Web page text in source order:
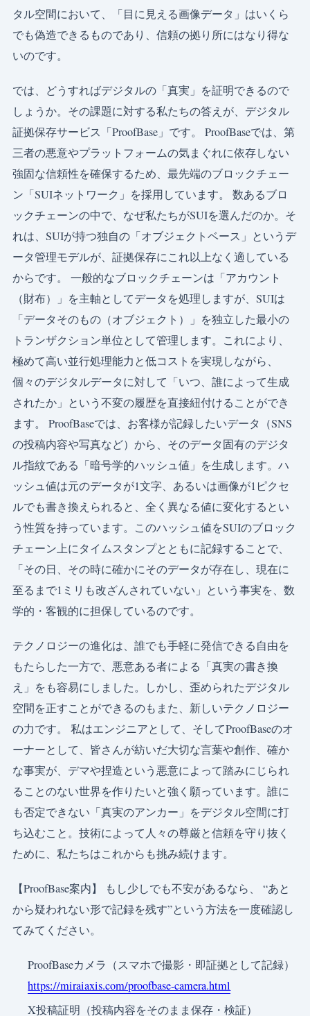
タル空間において、「目に見える画像データ」はいくら
でも偽造できるものであり、信頼の拠り所にはなり得な
いのです。
では、どうすればデジタルの「真実」を証明できるので
しょうか。その課題に対する私たちの答えが、デジタル
証拠保存サービス「ProofBase」です。 ProofBaseでは、第
三者の悪意やプラットフォームの気まぐれに依存しない
強固な信頼性を確保するため、最先端のブロックチェー
ン「SUIネットワーク」を採用しています。 数あるブロ
ックチェーンの中で、なぜ私たちがSUIを選んだのか。そ
れは、SUIが持つ独自の「オブジェクトベース」というデ
ータ管理モデルが、証拠保存にこれ以上なく適している
からです。 一般的なブロックチェーンは「アカウント
（財布）」を主軸としてデータを処理しますが、SUIは
「データそのもの（オブジェクト）」を独立した最小の
トランザクション単位として管理します。これにより、
極めて高い並行処理能力と低コストを実現しながら、
個々のデジタルデータに対して「いつ、誰によって生成
されたか」という不変の履歴を直接紐付けることができ
ます。 ProofBaseでは、お客様が記録したいデータ（SNS
の投稿内容や写真など）から、そのデータ固有のデジタ
ル指紋である「暗号学的ハッシュ値」を生成します。ハ
ッシュ値は元のデータが1文字、あるいは画像が1ピクセ
ルでも書き換えられると、全く異なる値に変化するとい
う性質を持っています。このハッシュ値をSUIのブロック
チェーン上にタイムスタンプとともに記録することで、
「その日、その時に確かにそのデータが存在し、現在に
至るまで1ミリも改ざんされていない」という事実を、数
学的・客観的に担保しているのです。
テクノロジーの進化は、誰でも手軽に発信できる自由を
もたらした一方で、悪意ある者による「真実の書き換
え」をも容易にしました。しかし、歪められたデジタル
空間を正すことができるのもまた、新しいテクノロジー
の力です。 私はエンジニアとして、そしてProofBaseのオ
ーナーとして、皆さんが紡いだ大切な言葉や創作、確か
な事実が、デマや捏造という悪意によって踏みにじられ
ることのない世界を作りたいと強く願っています。誰に
も否定できない「真実のアンカー」をデジタル空間に打
ち込むこと。技術によって人々の尊厳と信頼を守り抜く
ために、私たちはこれからも挑み続けます。
【ProofBase案内】 もし少しでも不安があるなら、 “あと
から疑われない形で記録を残す”という方法を一度確認し
てみてください。
ProofBaseカメラ（スマホで撮影・即証拠として記録）
https://miraiaxis.com/proofbase-camera.html
X投稿証明（投稿内容をそのまま保存・検証）